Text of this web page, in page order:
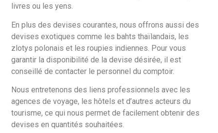
livres ou les yens.
En plus des devises courantes, nous offrons aussi des
devises exotiques comme les bahts thaïlandais, les
zlotys polonais et les roupies indiennes. Pour vous
garantir la disponibilité de la devise désirée, il est
conseillé de contacter le personnel du comptoir.
Nous entretenons des liens professionnels avec les
agences de voyage, les hôtels et d’autres acteurs du
tourisme, ce qui nous permet de facilement obtenir des
devises en quantités souhaitées.